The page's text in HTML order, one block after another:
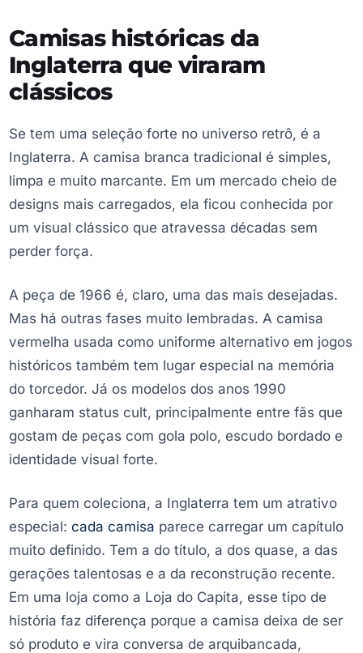
Camisas históricas da
Inglaterra que viraram
clássicos
Se tem uma seleção forte no universo retrô, é a
Inglaterra. A camisa branca tradicional é simples,
limpa e muito marcante. Em um mercado cheio de
designs mais carregados, ela ficou conhecida por
um visual clássico que atravessa décadas sem
perder força.
A peça de 1966 é, claro, uma das mais desejadas.
Mas há outras fases muito lembradas. A camisa
vermelha usada como uniforme alternativo em jogos
históricos também tem lugar especial na memória
do torcedor. Já os modelos dos anos 1990
ganharam status cult, principalmente entre fãs que
gostam de peças com gola polo, escudo bordado e
identidade visual forte.
Para quem coleciona, a Inglaterra tem um atrativo
especial: cada camisa parece carregar um capítulo
muito definido. Tem a do título, a dos quase, a das
gerações talentosas e a da reconstrução recente.
Em uma loja como a Loja do Capita, esse tipo de
história faz diferença porque a camisa deixa de ser
só produto e vira conversa de arquibancada,